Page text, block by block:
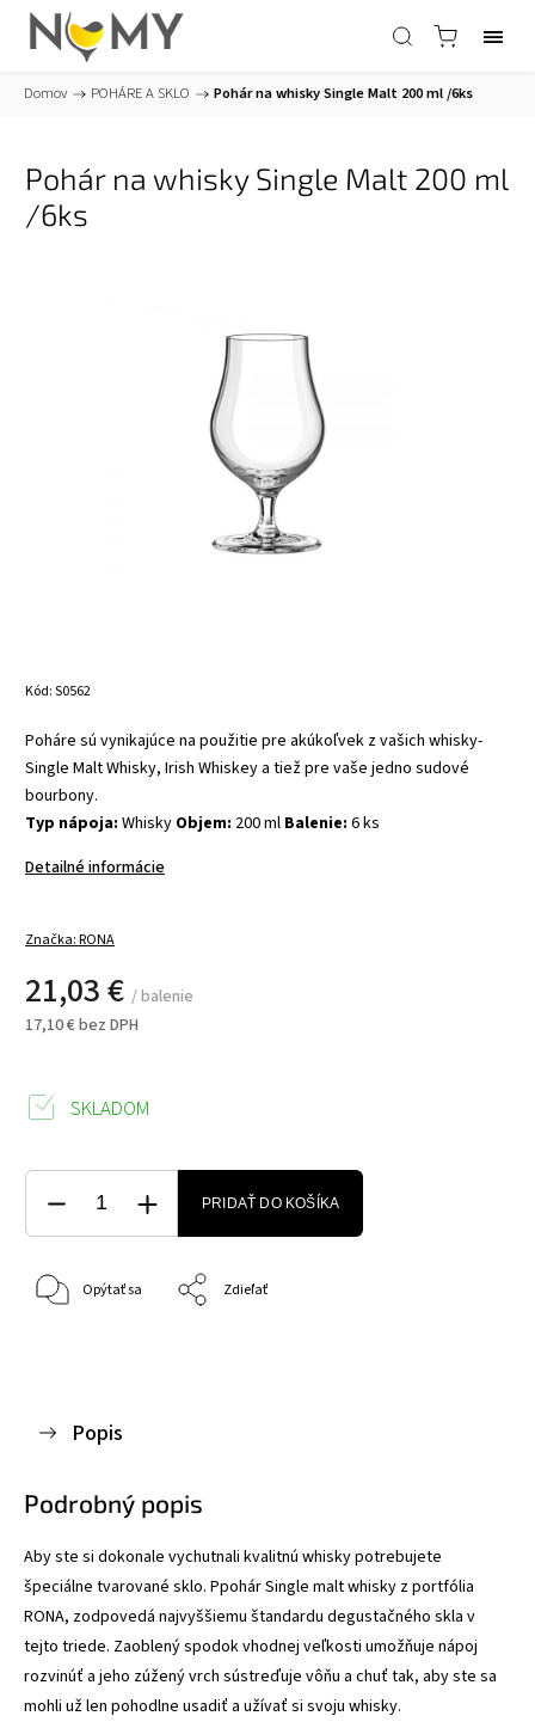
Domov / POHÁRE A SKLO / Pohár na whisky Single Malt 200 ml /6ks
Pohár na whisky Single Malt 200 ml
/6ks
Kód:S0562
Poháre sú vynikajúce na použitie pre akúkoľvek z vašich whisky-
Single Malt Whisky, Irish Whiskey a tiež pre vaše jedno sudové
bourbony.
Typ nápoja: Whisky Objem: 200 ml Balenie: 6 ks
Detailné informácie
Značka:RONA
21,03 € / balenie
17,10 € bez DPH
SKLADOM
PRIDAŤ DO KOŠÍKA
Opýtať sa Zdieľať
Popis
Podrobný popis
Aby ste si dokonale vychutnali kvalitnú whisky potrebujete
špeciálne tvarované sklo. Ppohár Single malt whisky z portfólia
RONA, zodpovedá najvyššiemu štandardu degustačného skla v
tejto triede. Zaoblený spodok vhodnej veľkosti umožňuje nápoj
rozvinúť a jeho zúžený vrch sústreďuje vôňu a chuť tak, aby ste sa
mohli už len pohodlne usadiť a užívať si svoju whisky.